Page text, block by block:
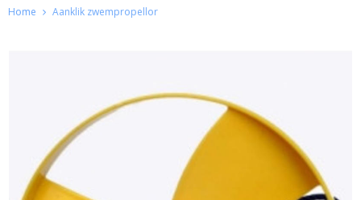
Home Aanklik zwempropellor